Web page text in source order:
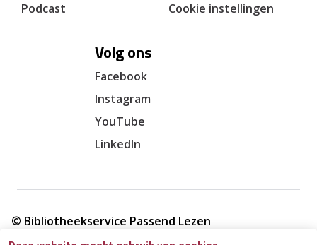
Podcast
Cookie instellingen
Volg ons
Facebook
Instagram
YouTube
LinkedIn
© Bibliotheekservice Passend Lezen